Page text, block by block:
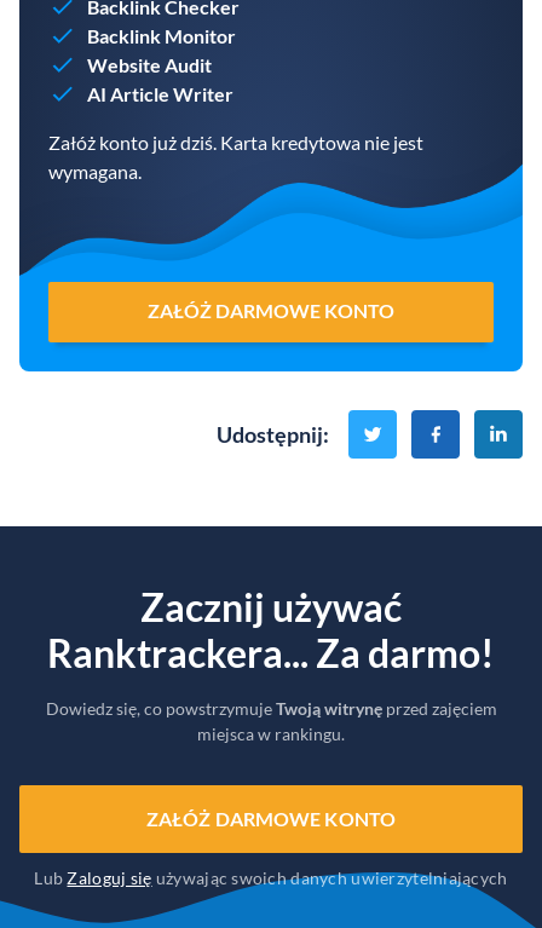
Backlink Checker
Backlink Monitor
Website Audit
AI Article Writer
Załóż konto już dziś. Karta kredytowa nie jest
wymagana.
ZAŁÓŻ DARMOWE KONTO
Udostępnij:
Zacznij używać
Ranktrackera... Za darmo!
Dowiedz się, co powstrzymujeTwoją witrynęprzed zajęciem
miejsca w rankingu.
ZAŁÓŻ DARMOWE KONTO
LubZaloguj się używając swoich danych uwierzytelniających